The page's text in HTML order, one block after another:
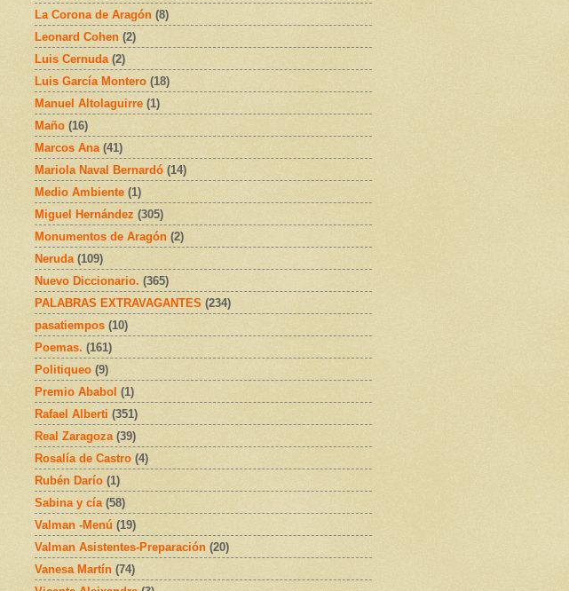
La Corona de Aragón (8)
Leonard Cohen (2)
Luis Cernuda (2)
Luis García Montero (18)
Manuel Altolaguirre (1)
Maño (16)
Marcos Ana (41)
Mariola Naval Bernardó (14)
Medio Ambiente (1)
Miguel Hernández (305)
Monumentos de Aragón (2)
Neruda (109)
Nuevo Diccionario. (365)
PALABRAS EXTRAVAGANTES (234)
pasatiempos (10)
Poemas. (161)
Politiqueo (9)
Premio Ababol (1)
Rafael Alberti (351)
Real Zaragoza (39)
Rosalía de Castro (4)
Rubén Darío (1)
Sabina y cía (58)
Valman -Menú (19)
Valman Asistentes-Preparación (20)
Vanesa Martín (74)